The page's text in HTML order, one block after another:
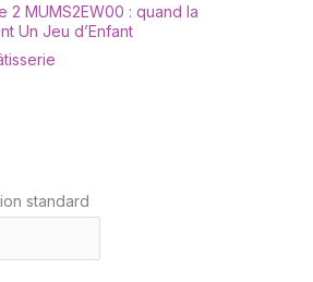
2 MUMS2EW00 : quand la
Un Jeu d’Enfant